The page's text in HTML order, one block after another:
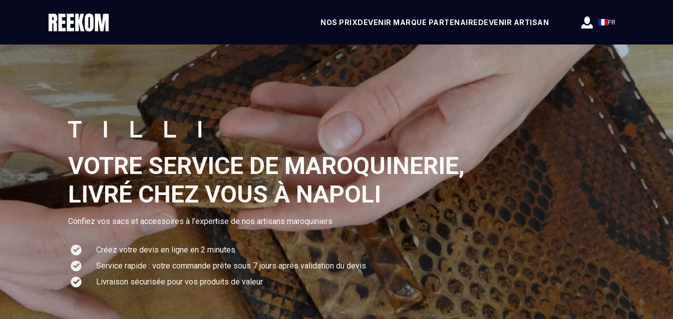
NOS PRIXDEVENIR MARQUE PARTENAIREDEVENIR ARTISAN FR
VOTRE SERVICE DE MAROQUINERIE,
LIVRÉ CHEZ VOUS À NAPOLI
Confiez vos sacs et accessoires à l’expertise de nos artisans maroquiniers
Créez votre devis en ligne en 2 minutes
Service rapide : votre commande prête sous 7 jours après validation du devis
Livraison sécurisée pour vos produits de valeur